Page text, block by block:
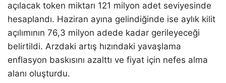
açılacak token miktarı 121 milyon adet seviyesinde
hesaplandı. Haziran ayına gelindiğinde ise aylık kilit
açılımının 76,3 milyon adede kadar gerileyeceği
belirtildi. Arzdaki artış hızındaki yavaşlama
enflasyon baskısını azalttı ve fiyat için nefes alma
alanı oluşturdu.